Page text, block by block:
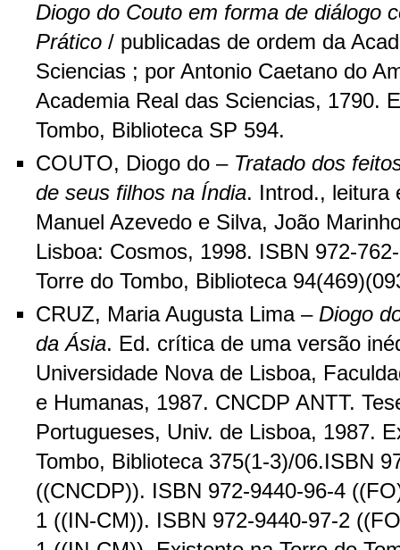
Diogo do Couto em forma de diálogo
Prático / publicadas de ordem da
Sciencias ; por Antonio Caetano do
Academia Real das Sciencias, 1790.
Tombo, Biblioteca SP 594.
COUTO, Diogo do – Tratado dos
de seus filhos na Índia. Introd., leitura
Manuel Azevedo e Silva, João
Lisboa: Cosmos, 1998. ISBN 972-
Torre do Tombo, Biblioteca
CRUZ, Maria Augusta Lima – Diogo
da Ásia. Ed. crítica de uma versão
Universidade Nova de Lisboa,
e Humanas, 1987. CNCDP ANTT.
Portugueses, Univ. de Lisboa, 1987.
Tombo, Biblioteca 375(1-3)/06.ISBN
((CNCDP)). ISBN 972-9440-96-4
1 ((IN-CM)). ISBN 972-9440-97-2